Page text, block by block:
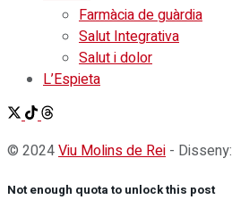
Farmàcia de guàrdia
Salut Integrativa
Salut i dolor
L’Espieta
© 2024Viu Molins de Rei - Disseny:
Not enough quota to unlock this post